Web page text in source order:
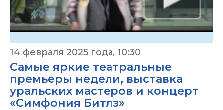
14 февраля 2025 года, 10:30
Самые яркие театральные
премьеры недели, выставка
уральских мастеров и концерт
«Симфония Битлз»